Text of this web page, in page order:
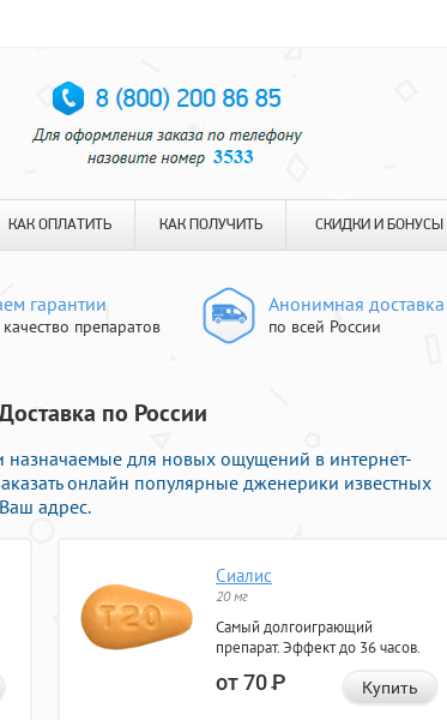
КАК ОПЛАТИТЬ КАК ПОЛУЧИТЬ СКИДКИ И БОНУСЫ
гарантии
препаратов
Анонимная доставка
по всей России
по России
для новых ощущений в интернет-
онлайн популярные дженерики известных
адрес.
Сиалис
20 мг
Самый долгоиграющий
препарат. Эффект до 36 часов.
от 70Р Купить